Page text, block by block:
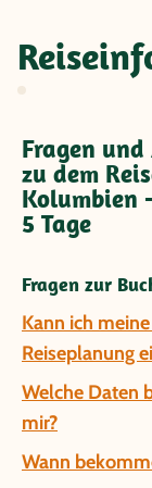
Fragen
zu dem
Kolumbien
5 Tage
Fragen zur
Kann ich
Reiseplanung
Welche Daten
mir?
Wann